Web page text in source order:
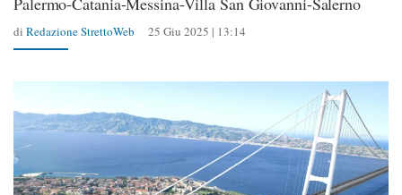
di Redazione StrettoWeb 25 Giu 2025 | 13:14